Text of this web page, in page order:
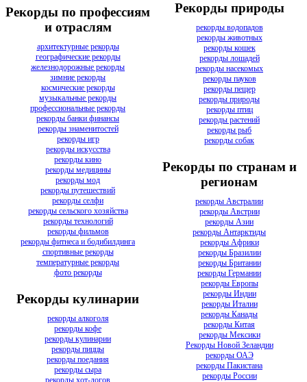
Рекорды по профессиям
и отраслям
архитектурные рекорды
географические рекорды
железнодорожные рекорды
зимние рекорды
космические рекорды
музыкальные рекорды
профессиональные рекорды
рекорды банки финансы
рекорды знаменитостей
рекорды игр
рекорды искусства
рекорды кино
рекорды медицины
рекорды мод
рекорды путешествий
рекорды селфи
рекорды сельского хозяйства
рекорды технологий
рекорды фильмов
рекорды фитнеса и бодибилдинга
спортивные рекорды
температурные рекорды
фото рекорды
Рекорды кулинарии
рекорды алкоголя
рекорды кофе
рекорды кулинарии
рекорды пиццы
рекорды поедания
рекорды сыра
Рекорды природы
рекорды водопадов
рекорды животных
рекорды кошек
рекорды лошадей
рекорды насекомых
рекорды пауков
рекорды пещер
рекорды природы
рекорды птиц
рекорды растений
рекорды рыб
рекорды собак
Рекорды по странам и
регионам
рекорды Австралии
рекорды Австрии
рекорды Азии
рекорды Антарктиды
рекорды Африки
рекорды Бразилии
рекорды Британии
рекорды Германии
рекорды Европы
рекорды Индии
рекорды Италии
рекорды Канады
рекорды Китая
рекорды Мексики
Рекорды Новой Зеландии
рекорды ОАЭ
рекорды Пакистана
рекорды России